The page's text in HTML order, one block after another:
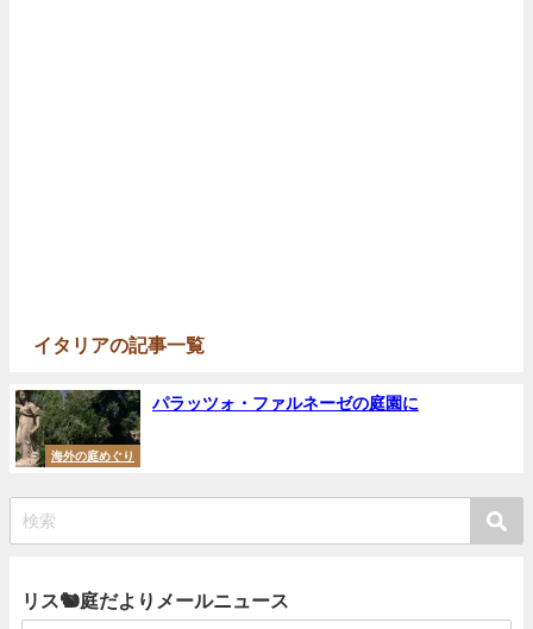
イタリアの記事一覧
海外の庭めぐり
パラッツォ・ファルネーゼの庭園に
リス🐿庭だよりメールニュース